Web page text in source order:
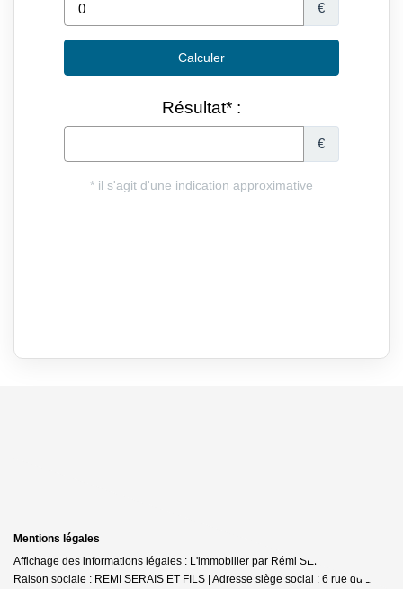
Mentions légales
Affichage des informations légales : L'immobilier par Rémi SERAIS - Aunay |
Raison sociale : REMI SERAIS ET FILS | Adresse siège social : 6 rue du 12